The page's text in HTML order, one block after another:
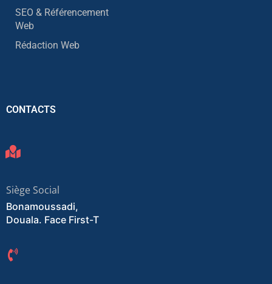
SEO & Référencement
Web
Rédaction Web
CONTACTS
Siège Social
Bonamoussadi,
Douala. Face First-T